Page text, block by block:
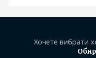
Хочете вибрати